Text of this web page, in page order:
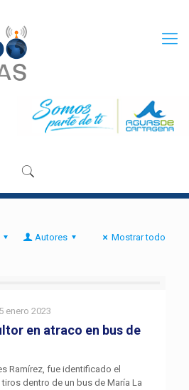
Autores Mostrar todo
5 enero 2023
en atraco en bus de
Ramírez, fue identificado el
dentro de un bus de María La